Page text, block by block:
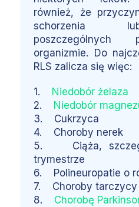
również, że
schorzenia
poszczególnych
organizmie. Do
RLS zalicza się więc:
1. Niedobór żelaza
2. Niedobór
3. Cukrzyca
4. Choroby nerek
5. Ciąża,
trymestrze
6. Polineuropatie o
7. Choroby tarczycy
8. Chorobę